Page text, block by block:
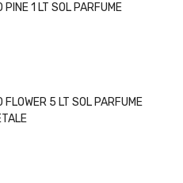
1 LT SOL PARFUME
FLOWER 5 LT SOL PARFUME